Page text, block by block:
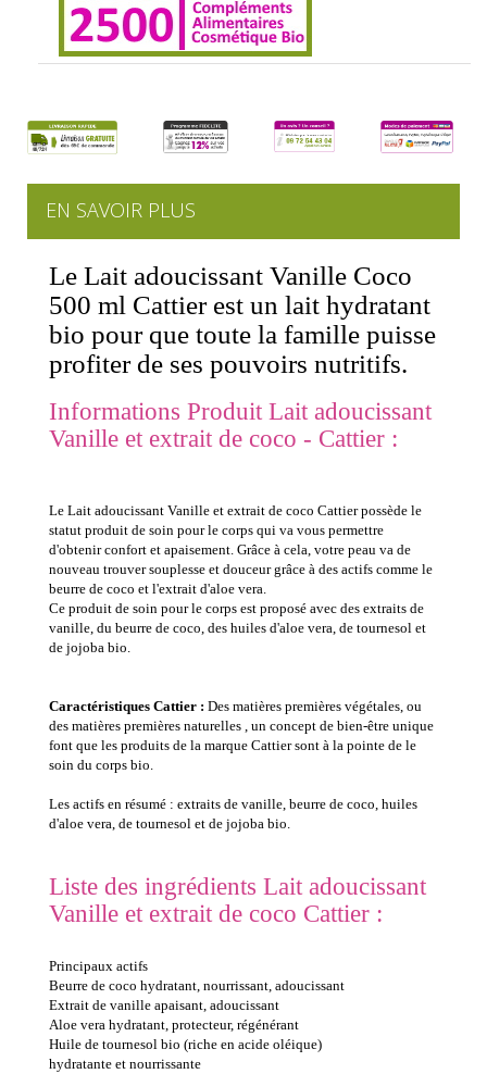
EN SAVOIR PLUS
Le Lait adoucissant Vanille Coco
500 ml Cattier est un lait hydratant
bio pour que toute la famille puisse
profiter de ses pouvoirs nutritifs.
Informations Produit Lait adoucissant
Vanille et extrait de coco - Cattier :
Le Lait adoucissant Vanille et extrait de coco Cattier possède le
statut produit de soin pour le corps qui va vous permettre
d'obtenir confort et apaisement. Grâce à cela, votre peau va de
nouveau trouver souplesse et douceur grâce à des actifs comme le
beurre de coco et l'extrait d'aloe vera.
Ce produit de soin pour le corps est proposé avec des extraits de
vanille, du beurre de coco, des huiles d'aloe vera, de tournesol et
de jojoba bio.
Caractéristiques Cattier : Des matières premières végétales, ou
des matières premières naturelles , un concept de bien-être unique
font que les produits de la marque Cattier sont à la pointe de le
soin du corps bio.
Les actifs en résumé : extraits de vanille, beurre de coco, huiles
d'aloe vera, de tournesol et de jojoba bio.
Liste des ingrédients Lait adoucissant
Vanille et extrait de coco Cattier :
Principaux actifs
Beurre de coco hydratant, nourrissant, adoucissant
Extrait de vanille apaisant, adoucissant
Aloe vera hydratant, protecteur, régénérant
Huile de tournesol bio (riche en acide oléique)
hydratante et nourrissante